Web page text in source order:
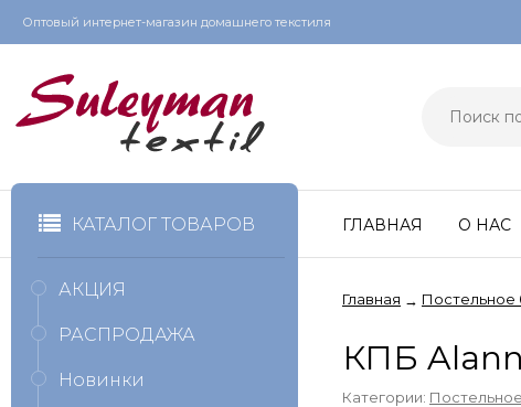
Оптовый интернет-магазин домашнего текстиля
КАТАЛОГ ТОВАРОВ ГЛАВНАЯ О НАС
Главная → Постельное
КПБ
Категории:
АКЦИЯ
РАСПРОДАЖА
Новинки